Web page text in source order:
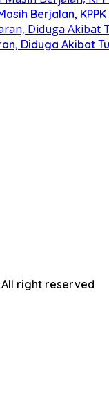
Berjalan,
Diduga Akibat
right reserved